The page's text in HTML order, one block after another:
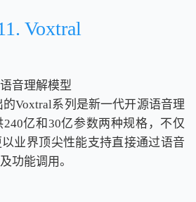
Voxtral
音理解模型
Voxtral系列是新一代开源语音理
亿和30亿参数两种规格，不仅
业界顶尖性能支持直接通过语音
功能调用。